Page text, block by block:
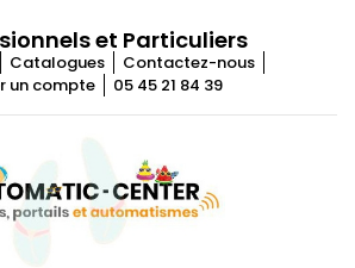
et Particuliers
Catalogues
Contactez-nous
un compte
05 45 21 84 39